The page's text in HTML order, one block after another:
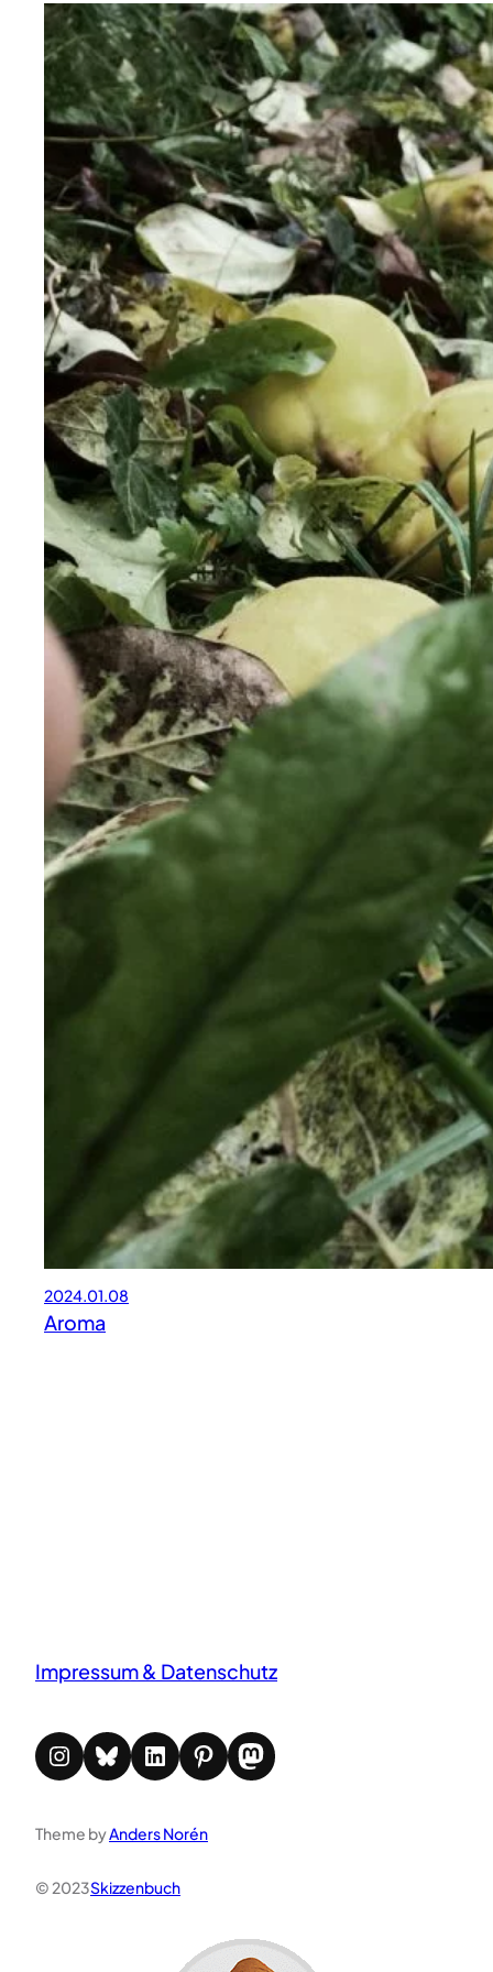
2024.01.08
Aroma
Impressum & Datenschutz
Instagram Bluesky LinkedIn Pinterest Mastodon
Theme byAnders Norén
© 2023Skizzenbuch